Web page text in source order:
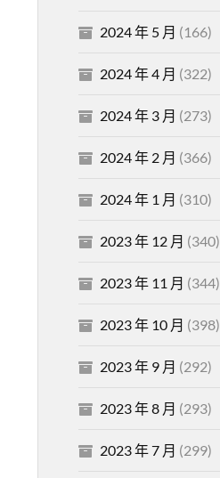
2024 年 5 月 (166)
2024 年 4 月 (322)
2024 年 3 月 (273)
2024 年 2 月 (366)
2024 年 1 月 (310)
2023 年 12 月 (340)
2023 年 11 月 (344)
2023 年 10 月 (398)
2023 年 9 月 (292)
2023 年 8 月 (293)
2023 年 7 月 (299)